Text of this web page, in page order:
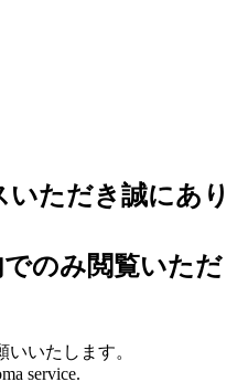
ただき誠にあり
のみ閲覧いただ
いいたします。
service.